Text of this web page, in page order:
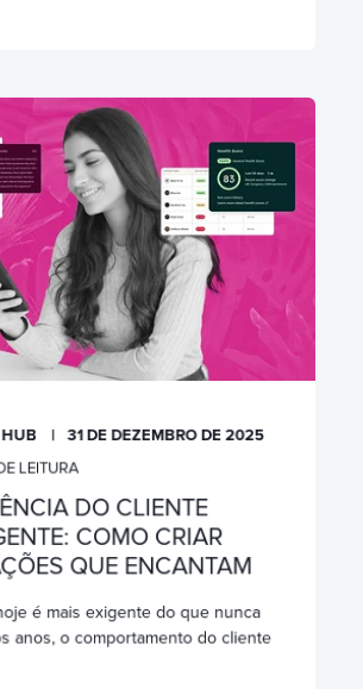
31 DE DEZEMBRO DE 2025
LEITURA
DO CLIENTE
COMO CRIAR
QUE ENCANTAM
é mais exigente do que nunca
anos, o comportamento do cliente